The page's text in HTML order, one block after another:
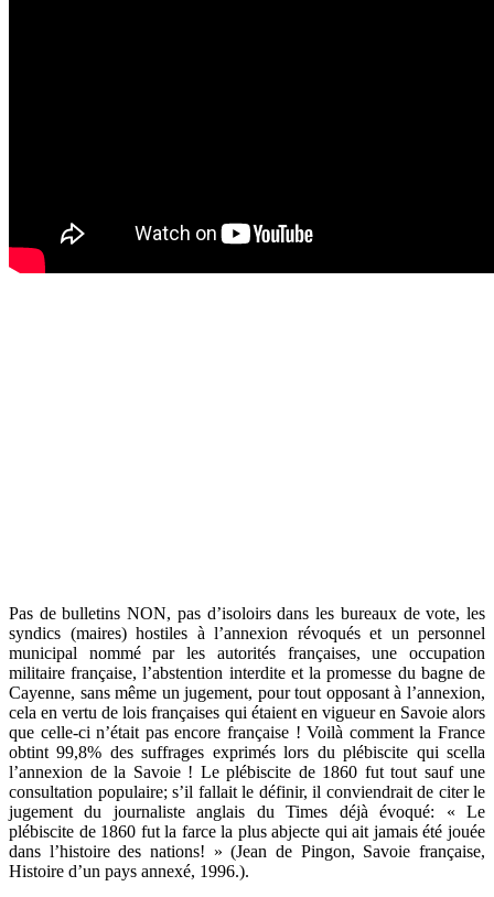
Pas de bulletins NON, pas d’isoloirs dans les bureaux de vote, les
syndics (maires) hostiles à l’annexion révoqués et un personnel
municipal nommé par les autorités françaises, une occupation
militaire française, l’abstention interdite et la promesse du bagne de
Cayenne, sans même un jugement, pour tout opposant à l’annexion,
cela en vertu de lois françaises qui étaient en vigueur en Savoie alors
que celle-ci n’était pas encore française ! Voilà comment la France
obtint 99,8% des suffrages exprimés lors du plébiscite qui scella
l’annexion de la Savoie ! Le plébiscite de 1860 fut tout sauf une
consultation populaire; s’il fallait le définir, il conviendrait de citer le
jugement du journaliste anglais du Times déjà évoqué: « Le
plébiscite de 1860 fut la farce la plus abjecte qui ait jamais été jouée
dans l’histoire des nations! » (Jean de Pingon, Savoie française,
Histoire d’un pays annexé, 1996.).